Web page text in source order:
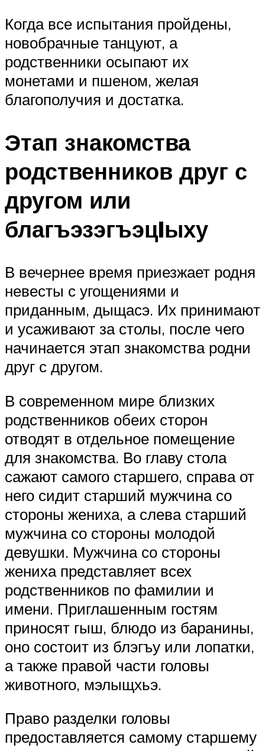
Когда все испытания пройдены,
новобрачные танцуют, а
родственники осыпают их
монетами и пшеном, желая
благополучия и достатка.
Этап знакомства
родственников друг с
другом или
благъэзэгъэцIыху
В вечернее время приезжает родня
невесты с угощениями и
приданным, дыщасэ. Их принимают
и усаживают за столы, после чего
начинается этап знакомства родни
друг с другом.
В современном мире близких
родственников обеих сторон
отводят в отдельное помещение
для знакомства. Во главу стола
сажают самого старшего, справа от
него сидит старший мужчина со
стороны жениха, а слева старший
мужчина со стороны молодой
девушки. Мужчина со стороны
жениха представляет всех
родственников по фамилии и
имени. Приглашенным гостям
приносят гыш, блюдо из баранины,
оно состоит из блэгъу или лопатки,
а также правой части головы
животного, мэлыщхьэ.
Право разделки головы
предоставляется самому старшему